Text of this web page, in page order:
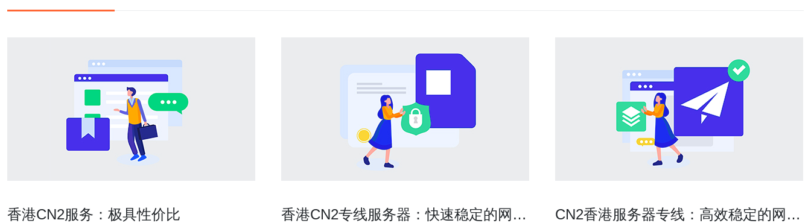
香港CN2服务：极具性价比
香港CN2专线服务器：快速稳定的网络
CN2香港服务器专线：高效稳定的网络